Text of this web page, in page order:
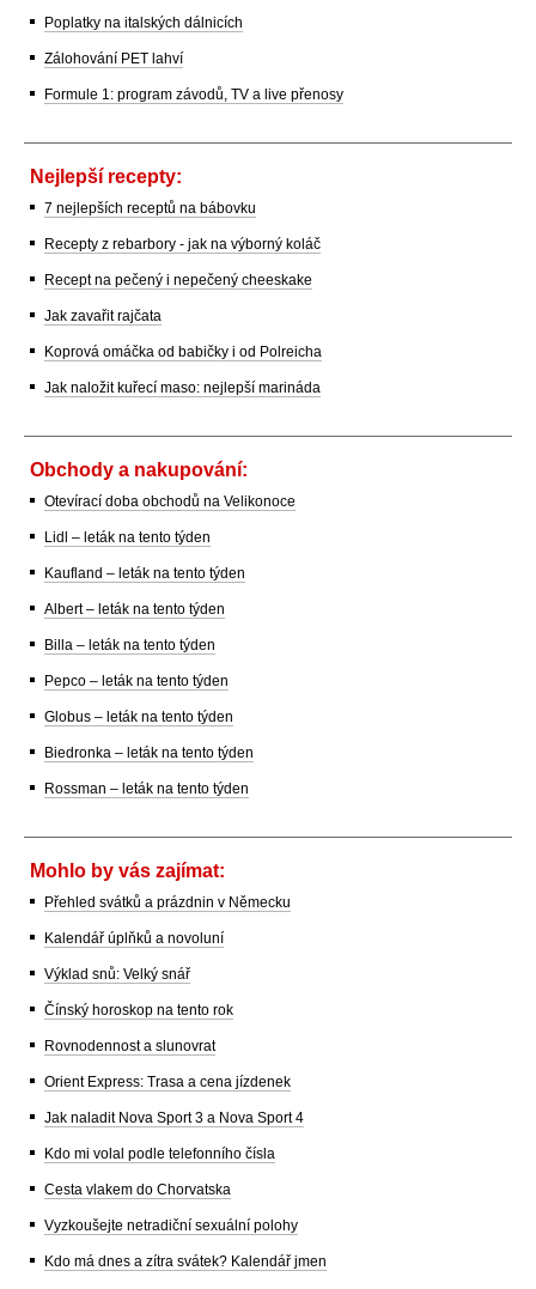
Poplatky na italských dálnicích
Zálohování PET lahví
Formule 1: program závodů, TV a live přenosy
Nejlepší recepty:
7 nejlepších receptů na bábovku
Recepty z rebarbory - jak na výborný koláč
Recept na pečený i nepečený cheeskake
Jak zavařit rajčata
Koprová omáčka od babičky i od Polreicha
Jak naložit kuřecí maso: nejlepší marináda
Obchody a nakupování:
Otevírací doba obchodů na Velikonoce
Lidl – leták na tento týden
Kaufland – leták na tento týden
Albert – leták na tento týden
Billa – leták na tento týden
Pepco – leták na tento týden
Globus – leták na tento týden
Biedronka – leták na tento týden
Rossman – leták na tento týden
Mohlo by vás zajímat:
Přehled svátků a prázdnin v Německu
Kalendář úplňků a novoluní
Výklad snů: Velký snář
Čínský horoskop na tento rok
Rovnodennost a slunovrat
Orient Express: Trasa a cena jízdenek
Jak naladit Nova Sport 3 a Nova Sport 4
Kdo mi volal podle telefonního čísla
Cesta vlakem do Chorvatska
Vyzkoušejte netradiční sexuální polohy
Kdo má dnes a zítra svátek? Kalendář jmen